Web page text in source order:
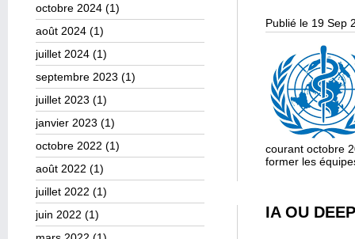
octobre 2024 (1)
août 2024 (1)
juillet 2024 (1)
septembre 2023 (1)
juillet 2023 (1)
janvier 2023 (1)
octobre 2022 (1)
août 2022 (1)
juillet 2022 (1)
juin 2022 (1)
Publié le 19 Sep
courant octobre
former les
IA OU